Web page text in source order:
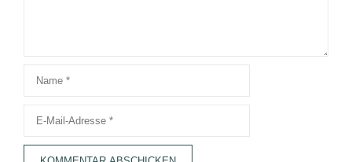
Name
Adresse